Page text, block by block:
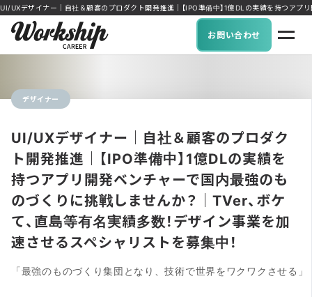
UI/UXデザイナー｜自社＆顧客のプロダクト開発推進｜【IPO準備中】1億DLの実績を持つアプ
お問い合わせ
デザイナー
UI/UXデザイナー｜自社＆顧客のプロダク
ト開発推進｜【IPO準備中】1億DLの実績を
持つアプリ開発ベンチャーで国内最強のも
のづくりに挑戦しませんか？｜TVer、ボケ
て、直島等有名実績多数！デザイン事業を加
速させるスペシャリストを募集中！
「最強のものづくり集団となり、技術で世界をワクワクさせる」